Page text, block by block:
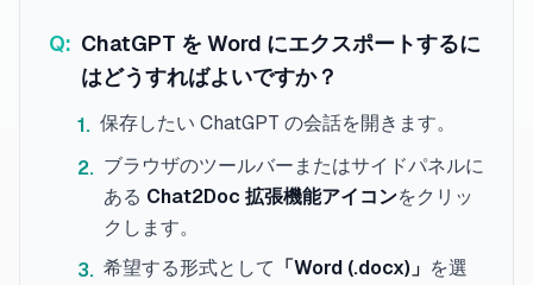
Q: ChatGPT を Word にエクスポートするに
はどうすればよいですか？
1. 保存したい ChatGPT の会話を開きます。
2. ブラウザのツールバーまたはサイドパネルに
ある Chat2Doc 拡張機能アイコンをクリッ
クします。
3. 希望する形式として 「Word (.docx)」 を選